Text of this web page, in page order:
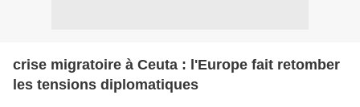
crise migratoire à Ceuta : l'Europe fait retomber
les tensions diplomatiques